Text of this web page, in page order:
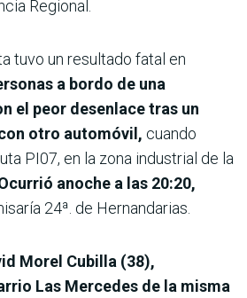
Regional.
tuvo un resultado fatal en
a bordo de una
el peor desenlace tras un
otro automóvil, cuando
PI07, en la zona industrial de la
anoche a las 20:20,
24ª. de Hernandarias.
Morel Cubilla (38),
Las Mercedes de la misma